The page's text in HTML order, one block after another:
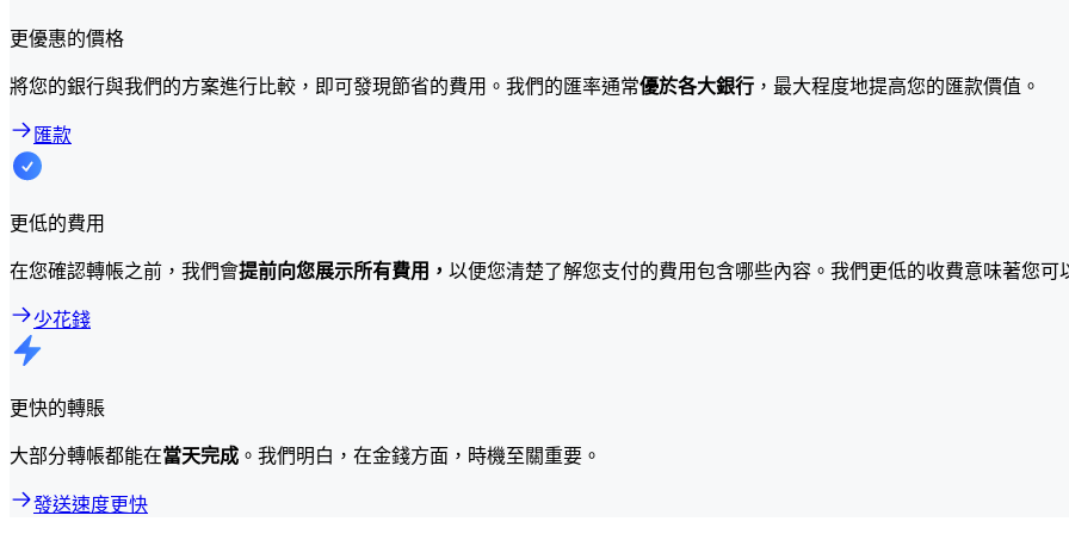
更優惠的價格
將您的銀行與我們的方案進行比較，即可發現節省的費用。我們的匯率通常優於各大銀行 ，最大程度地提高您的匯款價值。
匯款
更低的費用
在您確認轉帳之前，我們會提前向您展示所有費用， 以便您清楚了解您支付的費用包含哪些內容。我們更低的收費意味著您可
少花錢
更快的轉賬
大部分轉帳都能在當天完成 。我們明白，在金錢方面，時機至關重要。
發送速度更快